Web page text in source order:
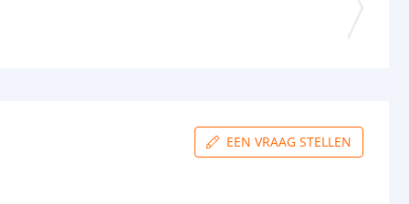
EEN VRAAG STELLEN